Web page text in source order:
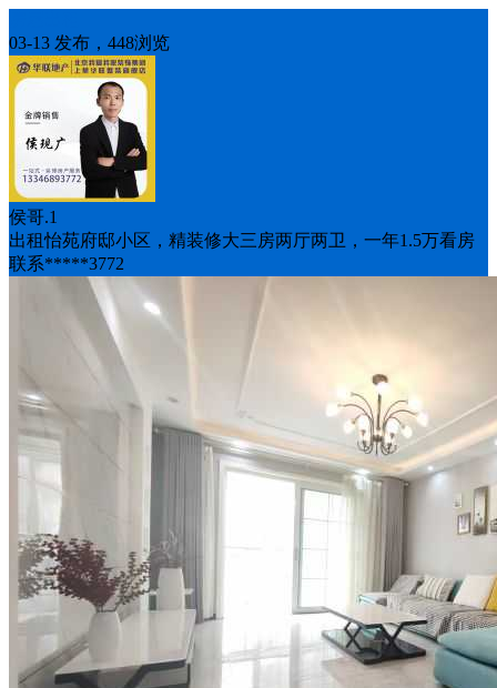
03-13 发布，448浏览
侯哥.1
出租怡苑府邸小区，精装修大三房两厅两卫，一年1.5万看房
联系*****3772